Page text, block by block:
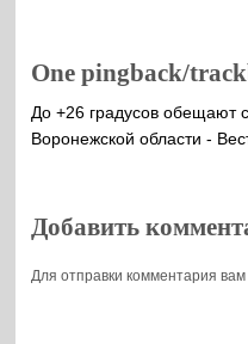
One pingback/
До +26 градусов обещают
Воронежской области -
Добавить
Для отправки комментария